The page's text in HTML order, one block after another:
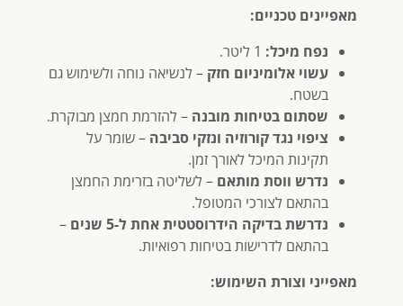
מאפיינים טכניים:
נפח מיכל:
עשוי אלומיניום חזק – לנשיאה נוחה ולשימוש גם
בשטח.
שסתום בטיחות מובנה – להזרמת חמצן מבוקרת.
ציפוי נגד קורוזיה ונזקי סביבה – שומר על
תקינות המיכל לאורך זמן.
נדרש ווסת מותאם – לשליטה בזרימת החמצן
בהתאם לצורכי המטופל.
נדרשת בדיקה הידרוסטטית אחת ל-5 שנים
–
בהתאם לדרישות בטיחות רפואיות.
מאפייני וצורת השימוש: